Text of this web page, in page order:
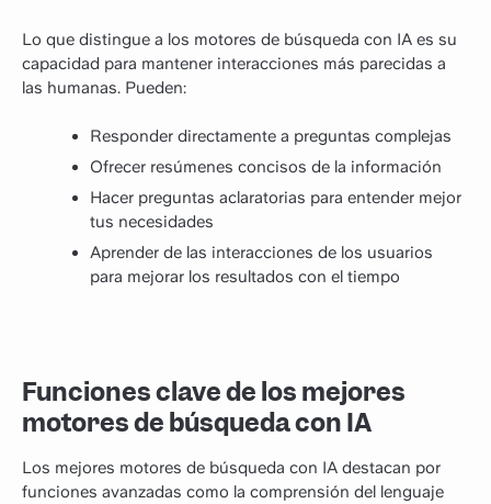
Lo que distingue a los motores de búsqueda con IA es su
capacidad para mantener interacciones más parecidas a
las humanas. Pueden:
Responder directamente a preguntas complejas
Ofrecer resúmenes concisos de la información
Hacer preguntas aclaratorias para entender mejor
tus necesidades
Aprender de las interacciones de los usuarios
para mejorar los resultados con el tiempo
Funciones clave de los mejores
motores de búsqueda con IA
Los mejores motores de búsqueda con IA destacan por
funciones avanzadas como la comprensión del lenguaje